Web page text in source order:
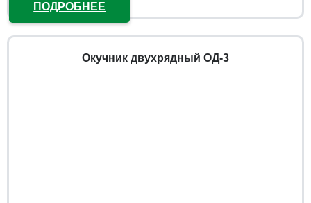
ПОДРОБНЕЕ
Окучник двухрядный ОД-3